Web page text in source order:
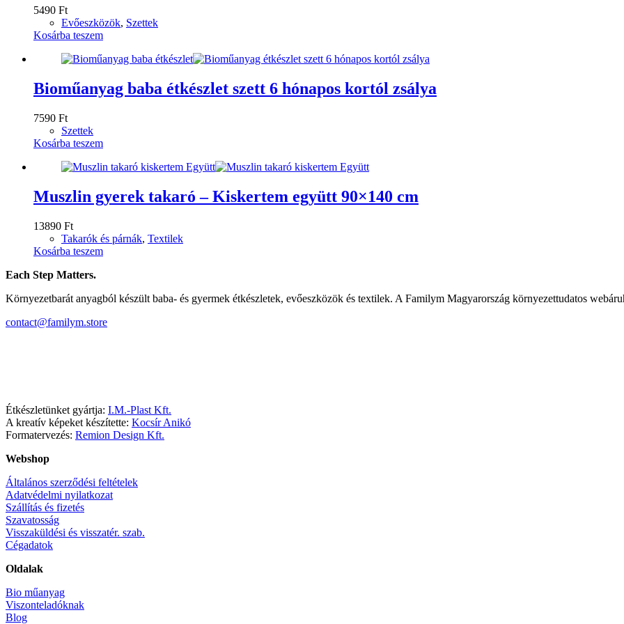
5490 Ft
Evőeszközök, Szettek
Kosárba teszem
Bioműanyag baba étkészlet szett 6 hónapos kortól zsálya
7590 Ft
Szettek
Kosárba teszem
Muszlin gyerek takaró – Kiskertem együtt 90×140 cm
13890 Ft
Takarók és párnák, Textilek
Kosárba teszem
Each Step Matters.
Környezetbarát anyagból készült baba- és gyermek étkészletek, evőeszközök és textilek. A Familym Magyarország környezettudatos
contact@familym.store
Étkészletünket gyártja: I.M.-Plast Kft.
A kreatív képeket készítette: Kocsír Anikó
Formatervezés: Remion Design Kft.
Webshop
Általános szerződési feltételek
Adatvédelmi nyilatkozat
Szállítás és fizetés
Szavatosság
Visszaküldési és visszatér. szab.
Cégadatok
Oldalak
Bio műanyag
Viszonteladóknak
Blog